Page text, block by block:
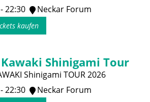
22:30
Neckar Forum
kaufen
Kawaki Shinigami Tour
Shinigami TOUR 2026
22:30
Neckar Forum